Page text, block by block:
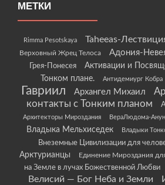
МЕТКИ
Rimma Pesotskaya Taheeas-
Верховный Жрец Телоса
Адония-
Грея-Понесея
Активации и
Тонком плане.
Антидемиург Кобра
Гавриил
Архангел Михаил
контакты с Тонким планом
Архитекторы Мироздания ВераЛюдома-
Владыка Мельхиседек Владыки
Внеземные Цивилизации для
Арктурианцы
Единение Мироздания
на Земле в лучах Божественной Любви
Велисий — Бог Неба и Земли